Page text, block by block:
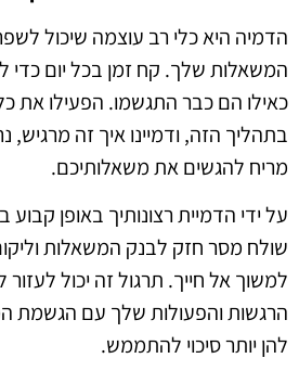
הדמיה היא כלי רב עוצמה שיכול
המשאלות שלך. קח זמן בכל יום כדי
כאילו הם כבר התגשמו. הפעילו את
בתהליך הזה, ודמיינו איך זה מרגיש,
מריח להגשים את משאלותיכם.
על ידי הדמיית רצונותיך באופן
שולח מסר חזק לבנק המשאלות
למשוך אל חייך. תרגול זה יכול
הרגשות והפעולות שלך עם הגשמת
להן יותר סיכוי להתממש.